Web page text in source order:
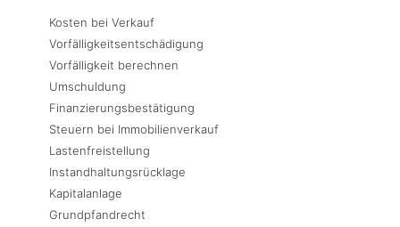
Kosten bei Verkauf
Vorfälligkeitsentschädigung
Vorfälligkeit berechnen
Umschuldung
Finanzierungsbestätigung
Steuern bei Immobilienverkauf
Lastenfreistellung
Instandhaltungsrücklage
Kapitalanlage
Grundpfandrecht